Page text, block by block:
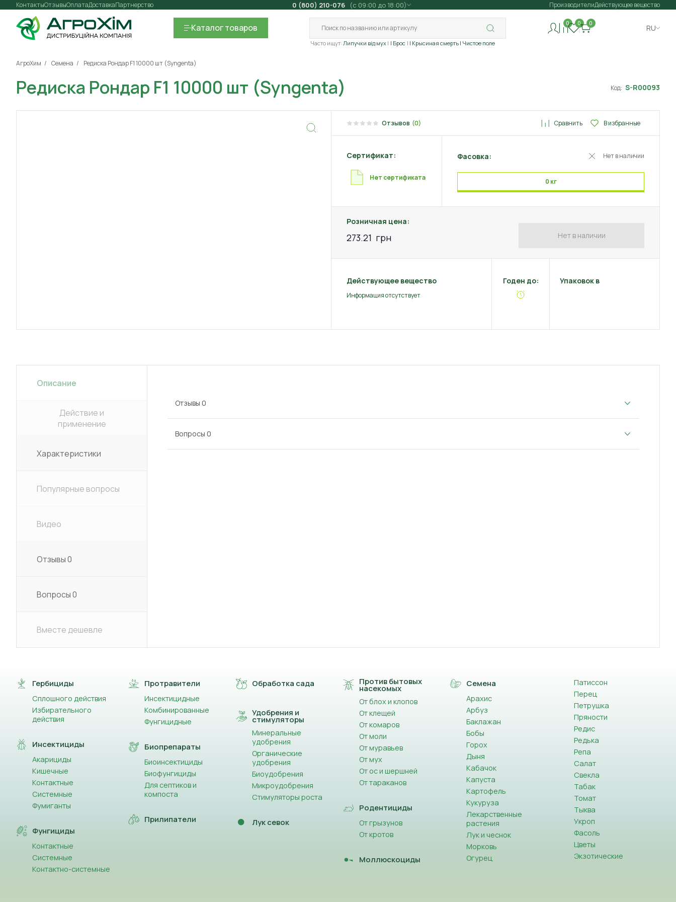
Контакты Оплата
Отзывы ДоставкаПартнерство 0 (800) 210-076 (с 09:00 до 18:00) ПроизводителиДействующее вещество
Каталогтоваров
Часто ищут: Липучки від мух | Брос | Крысиная смерть | Чистое поле
0 0 0
RU
АгроХим Семена Редиска Рондар F1 10000 шт (Syngenta)
Редиска Рондар F1 10000 шт (Syngenta) Код: S-R00093
Отзывов (0) Сравнить В избранные
Сертификат:
Нет сертификата
Фасовка: Нет в наличии
0 кг
Розничная цена:
273.21 грн Нет в наличии
Действующее вещество
Информация отсутствует
Годен до: Упаковок в
Описание
Действие и
применение
Характеристики
Популярные вопросы
Видео
Отзывы0
Вопросы0
Вместе дешевле
Отзывы 0
Вопросы 0
Гербициды
Сплошного действия
Избирательного
действия
Инсектициды
Акарициды
Кишечные
Контактные
Системные
Фумиганты
Фунгициды
Контактные
Системные
Контактно-системные
Протравители
Инсектицидные
Комбинированные
Фунгицидные
Биопрепараты
Биоинсектициды
Биофунгициды
Для септиков и
компоста
Прилипатели
Обработка сада
Удобрения и
стимуляторы
Минеральные
удобрения
Органические
удобрения
Биоудобрения
Микроудобрения
Стимуляторы роста
Лук севок
Против бытовых
насекомых
От блох и клопов
От клещей
От комаров
От моли
От муравьев
От мух
От ос и шершней
От тараканов
Родентициды
От грызунов
От кротов
Моллюскоциды
Семена
Арахис
Арбуз
Баклажан
Бобы
Горох
Дыня
Кабачок
Капуста
Картофель
Кукуруза
Лекарственные
растения
Лук и чеснок
Морковь
Огурец
Патиссон
Перец
Петрушка
Пряности
Редис
Редька
Репа
Салат
Свекла
Табак
Томат
Тыква
Укроп
Фасоль
Цветы
Экзотические